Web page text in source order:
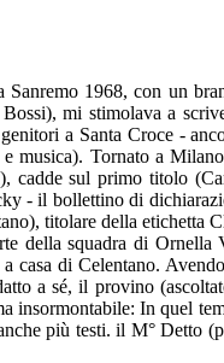
1968, con un
mi stimolava a
a Santa Croce -
musica). Tornato a
cadde sul primo titolo
- il bollettino di
titolare della etichetta
della squadra di
di Celentano.
a sé, il provino
In quel
più testi. il M°